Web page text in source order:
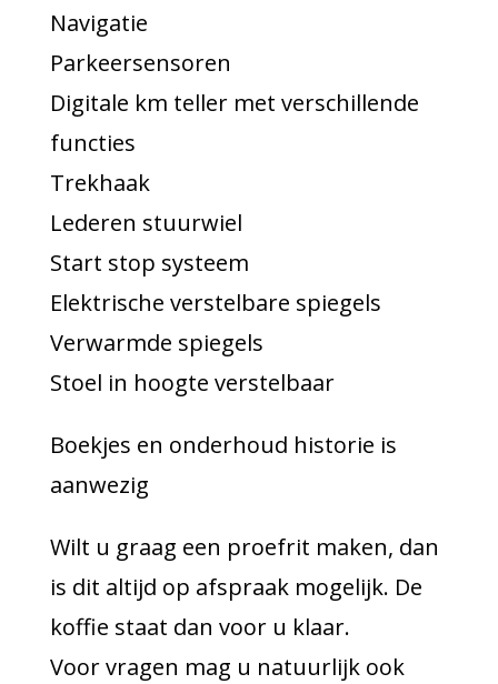
Navigatie
Parkeersensoren
Digitale km teller met verschillende
functies
Trekhaak
Lederen stuurwiel
Start stop systeem
Elektrische verstelbare spiegels
Verwarmde spiegels
Stoel in hoogte verstelbaar
Boekjes en onderhoud historie is
aanwezig
Wilt u graag een proefrit maken, dan
is dit altijd op afspraak mogelijk. De
koffie staat dan voor u klaar.
Voor vragen mag u natuurlijk ook